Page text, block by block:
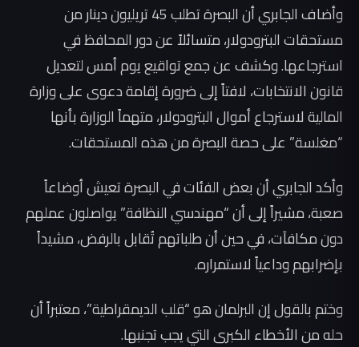
وأضاف الجابري أن البصرة تطلب 45 تريليون دينار من
مستحقات البترودولار، متسائلاً عن دور المحافظ في
استرجاعها. وكشف عن جمع تواقيع يوم أمس لتعديل
قانون الانتخابات، لافتاً إلى ضرورة إقامة دعوى على وزارة
المالية لاسترجاع أموال البترودولار، متهماً الوزارة بأنها
“مغلسة” على حصة البصرة من هذه المستحقات.
وأكد الجابري أن بعض الفئات في البصرة تعيش أوضاعاً
صعبة، مشيراً إلى أن “مهندسي النظافة” يواصلون عملهم
دون مكافآت، في حين أن طلباتهم تُقابل بالرفض، مشيداً
بإضرابهم وداعياً لاستمراره.
وختم بالقول إن البرلمان هو “قلب الديمقراطية”، معتبراً أن
حله من الأخطاء الكبرى التي يجب تجنبها.